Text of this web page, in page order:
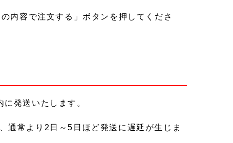
内容で注文する」ボタンを押してくださ
発送いたします。
通常より2日～5日ほど発送に遅延が生じま